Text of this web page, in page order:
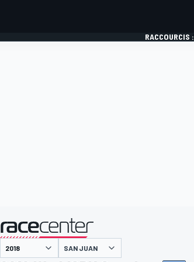
RACCOURCIS :
présenté par
SAN JUAN